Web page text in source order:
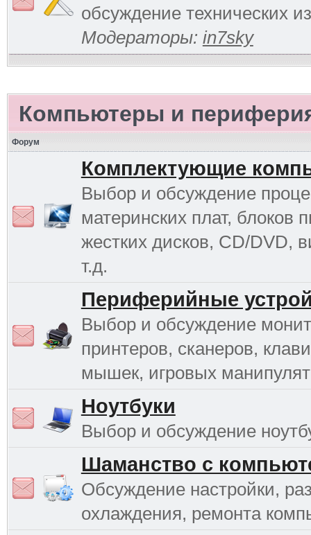
обсуждение технических
Модераторы: in7sky
Компьютеры и
Форум
Комплектующие
Выбор и обсуждение
материнских плат, блоков
жестких дисков, CD/DVD,
т.д.
Периферийные
Выбор и обсуждение
принтеров, сканеров,
мышек, игровых
Ноутбуки
Выбор и обсуждение
Шаманство с
Обсуждение настройки,
охлаждения, ремонта